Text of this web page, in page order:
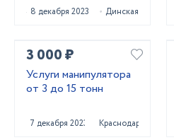
8 декабря 2023 Динская
3 000 ₽
Услуги манипулятора
от 3 до 15 тонн
7 декабря 2023 Краснодар